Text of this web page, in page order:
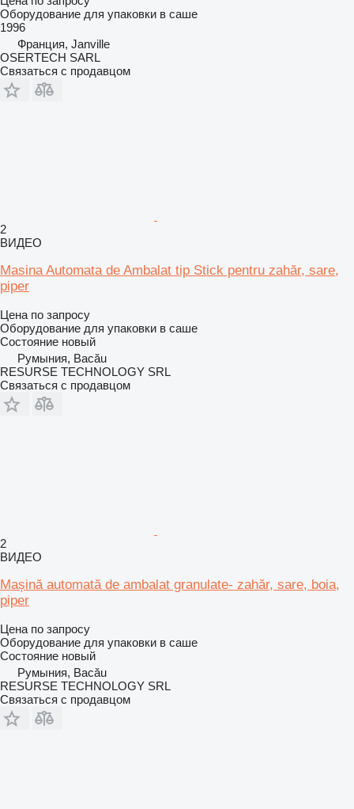
Оборудование для упаковки в саше
1996
Франция, Janville
OSERTECH SARL
Связаться с продавцом
2
ВИДЕО
Masina Automata de Ambalat tip Stick pentru zahăr, sare,
piper
Цена по запросу
Оборудование для упаковки в саше
Состояние новый
Румыния, Bacău
RESURSE TECHNOLOGY SRL
Связаться с продавцом
2
ВИДЕО
Mașină automată de ambalat granulate- zahăr, sare, boia,
piper
Цена по запросу
Оборудование для упаковки в саше
Состояние новый
Румыния, Bacău
RESURSE TECHNOLOGY SRL
Связаться с продавцом